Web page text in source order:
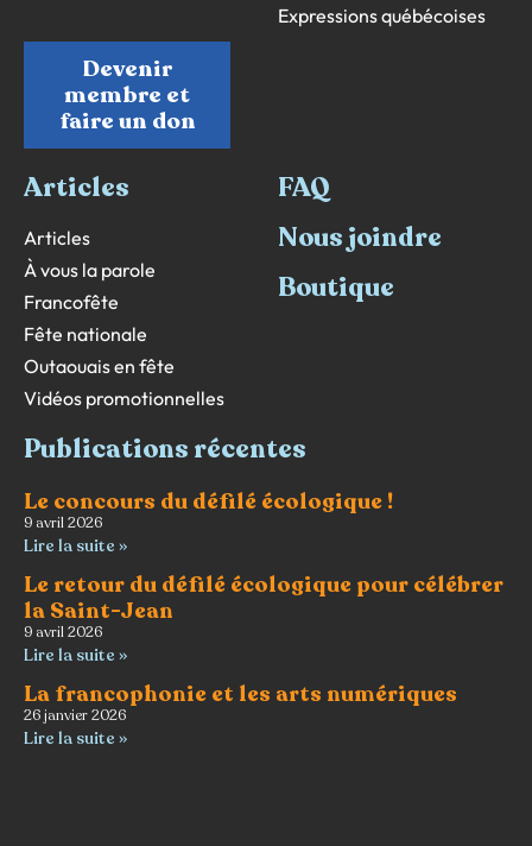
Devenir
membre et
faire un don
Expressions québécoises
Articles
Articles
À vous la parole
Francofête
Fête nationale
Outaouais en fête
Vidéos promotionnelles
FAQ
Nous joindre
Boutique
Publications récentes
Le concours du défilé écologique !
9 avril 2026
Lire la suite »
Le retour du défilé écologique pour célébrer
la Saint-Jean
9 avril 2026
Lire la suite »
La francophonie et les arts numériques
26 janvier 2026
Lire la suite »